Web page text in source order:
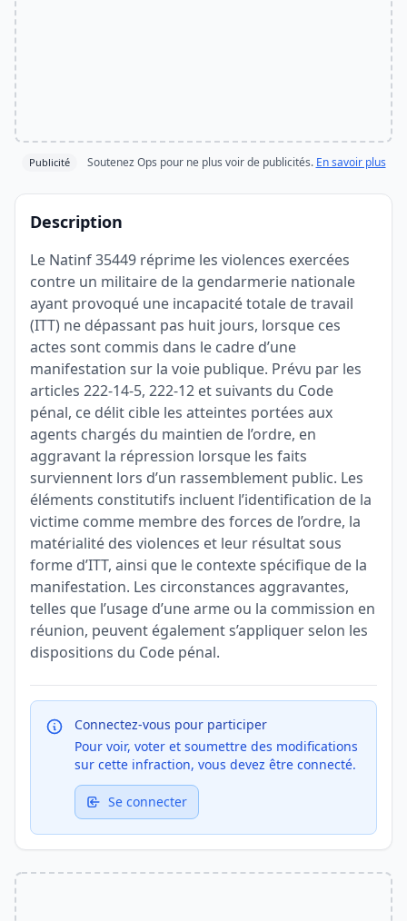
Publicité Soutenez Ops pour ne plus voir de publicités. En savoir plus
Description
Le Natinf 35449 réprime les violences exercées
contre un militaire de la gendarmerie nationale
ayant provoqué une incapacité totale de travail
(ITT) ne dépassant pas huit jours, lorsque ces
actes sont commis dans le cadre d’une
manifestation sur la voie publique. Prévu par les
articles 222-14-5, 222-12 et suivants du Code
pénal, ce délit cible les atteintes portées aux
agents chargés du maintien de l’ordre, en
aggravant la répression lorsque les faits
surviennent lors d’un rassemblement public. Les
éléments constitutifs incluent l’identification de la
victime comme membre des forces de l’ordre, la
matérialité des violences et leur résultat sous
forme d’ITT, ainsi que le contexte spécifique de la
manifestation. Les circonstances aggravantes,
telles que l’usage d’une arme ou la commission en
réunion, peuvent également s’appliquer selon les
dispositions du Code pénal.
Connectez-vous pour participer
Pour voir, voter et soumettre des modifications
sur cette infraction, vous devez être connecté.
Se connecter